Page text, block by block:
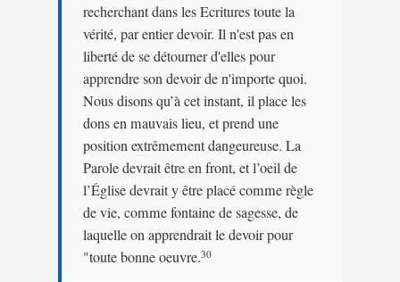
recherchant dans les Ecritures toute la
vérité, par entier devoir. Il n'est pas en
liberté de se détourner d'elles pour
apprendre son devoir de n'importe quoi.
Nous disons qu’à cet instant, il place les
dons en mauvais lieu, et prend une
position extrêmement dangeureuse. La
Parole devrait être en front, et l’oeil de
l’Église devrait y être placé comme règle
de vie, comme fontaine de sagesse, de
laquelle on apprendrait le devoir pour
"toute bonne oeuvre.30